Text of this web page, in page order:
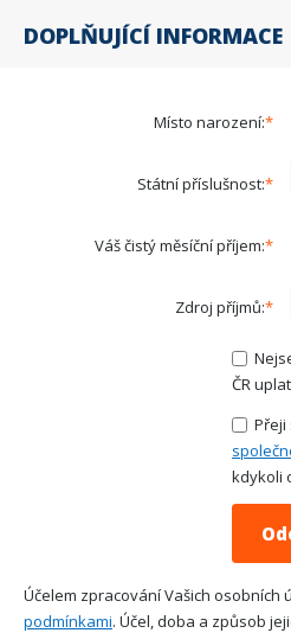
DOPLŇUJÍCÍ INFORMACE
Místo narození:
Státní příslušnost:
Váš čistý měsíční příjem:
Zdroj příjmů:
ČR
Přeji
kdykoli
Účelem zpracování Vašich
podmínkami. Účel, doba a způsob